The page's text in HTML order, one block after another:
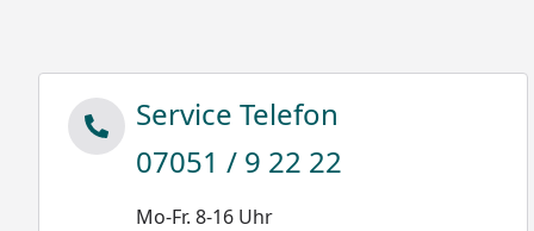
Service Telefon
07051 / 9 22 22
Mo-Fr. 8-16 Uhr